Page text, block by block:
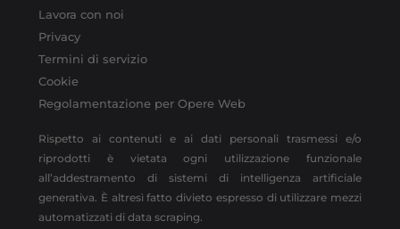
Lavora con noi
Privacy
Termini di servizio
Cookie
Regolamentazione per Opere Web
Rispetto ai contenuti e ai dati personali trasmessi e/o
riprodotti è vietata ogni utilizzazione funzionale
all’addestramento di sistemi di intelligenza artificiale
generativa. È altresì fatto divieto espresso di utilizzare mezzi
automatizzati di data scraping.